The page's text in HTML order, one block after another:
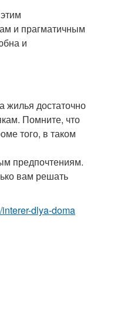
и прагматичным
и
жилья достаточно
Помните, что
того, в таком
предпочтениям.
вам решать
dlya-doma